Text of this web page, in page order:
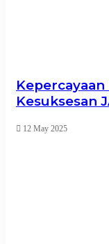
Kesuksesan
12 May 2025